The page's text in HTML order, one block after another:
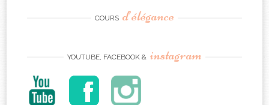
COURS d’élégance
YOUTUBE, FACEBOOK & instagram